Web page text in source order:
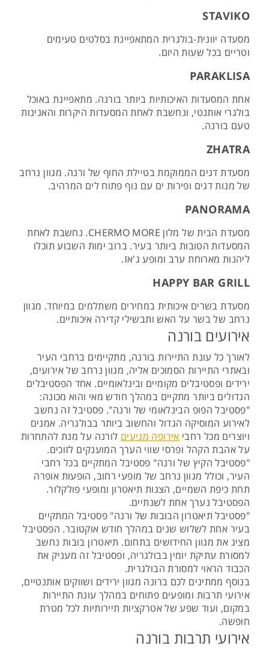
STAVIKO
מסעדה יוונית-בולגרית המתאפיינת בסלטים טעימים
וטריים בכל שעות היום.
PARAKLISA
אחת המסעדות האיכותיות ביותר בורנה. מתאפיינת באוכל
בולגרי אותנטי, ונחשבת לאחת המסעדות היקרות והאנינות
טעם בורנה.
ZHATRA
מסעדת דגים הממוקמת בטיילת החוף של ורנה. מגוון נרחב
של מנות דגים ופירות ים עם נוף פתוח לים המרהיב.
PANORAMA
מסעדת הבית של מלון CHERMO MORE. נחשבת לאחת
המסעדות הטובות ביותר בעיר. ברוב ימות השבוע תוכלו
ליהנות מארוחת ערב ומופע ג'אז.
HAPPY BAR GRILL
מסעדת בשרים איכותית במחירים משתלמים במיוחד. מגוון
נרחב של בשר על האש ותבשילי קדירה איכותיים.
אירועים בורנה
לאורך כל עונת התיירות בורנה, מתקיימים ברחבי העיר
ובאתרי התיירות הסמוכים אליה, מגוון נרחב של אירועים,
ירידים ופסטיבלים מקומיים ובינלאומיים. אחד הפסטיבלים
הגדולים ביותר מתקיים במהלך חודש מאי והוא מכונה:
"פסטיבל הפופ הבינלאומי של ורנה". פסטיבל זה נחשב
לאירוע המוסיקה הגדול והחשוב ביותר בבולגריה. אמנים
ויוצרים מכל רחבי אירופה מגיעים לורנה על מנת להתחרות
על אהבת הקהל ופרסי שווי הערך המוענקים לזוכים.
"פסטיבל הקיץ של ורנה" פסטיבל המתקיים בכל רחבי
העיר, וכולל מגוון נרחב של מופעי רחוב, הופעות אופרה
תחת כיפת השמיים, הצגות תיאטרון ומופעי פולקלור.
הפסטיבל נערך אחת לשנתיים.
"פסטיבל תיאטרון הבובות של ורנה" פסטיבל המתקיים
בעיר אחת לשלוש שנים במהלך חודש אוקטובר. הפסטיבל
מציג את מגוון החידושים בתחום. תיאטרון בובות נחשב
למסורת עתיקת יומין בבולגריה, ופסטיבל זה מעניק את
הכבוד הראוי למסורת הבולגרית.
בנוסף ממתינים לכם ברונה מגוון ירידים ושווקים אותנטיים,
אירועי תרבות ומופעים פתוחים במהלך עונת התיירות
במקום, ועוד שפע של אטרקציות תיירותיות לכל מטרת
חופשה.
אירועי תרבות בורנה